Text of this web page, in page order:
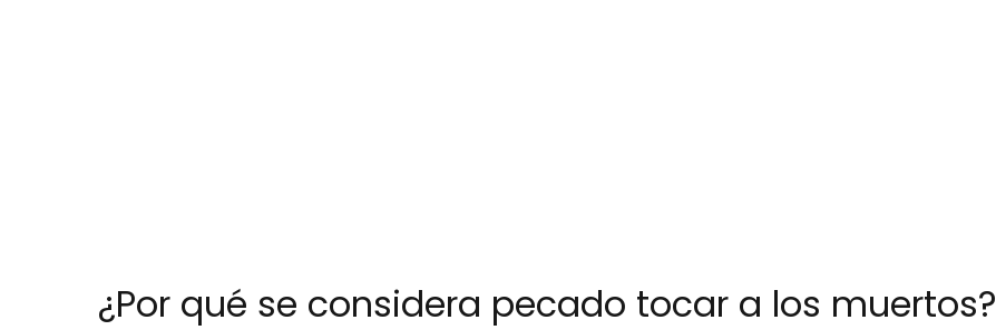
¿Por qué se considera pecado tocar a los muertos?